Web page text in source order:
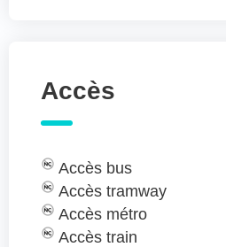
Accès
Accès bus
Accès tramway
Accès métro
Accès train